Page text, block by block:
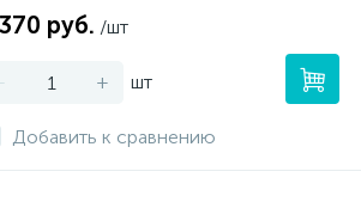
руб. /шт
- + шт
Добавить к сравнению